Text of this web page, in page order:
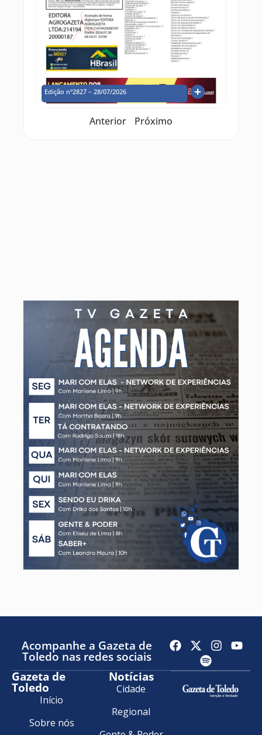
Edição nº2827 – 28/07/2026
Anterior Próximo
Acompanhe a Gazeta de
Toledo nas redes sociais
Gazeta de
Toledo
Início
Sobre nós
Notícias
Cidade
Regional